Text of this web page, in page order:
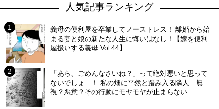
人気記事ランキング
義母の便利屋を卒業してノーストレス！ 離婚から始
まる妻と娘の新たな人生に悔いはなし！【嫁を便利
屋扱いする義母 Vol.44】
「あら、ごめんなさいね？」って絶対悪いと思って
ないでしょ…！ 私の畑に平然と踏み入る隣人…無
視？悪意？その行動にモヤモヤが止まらない